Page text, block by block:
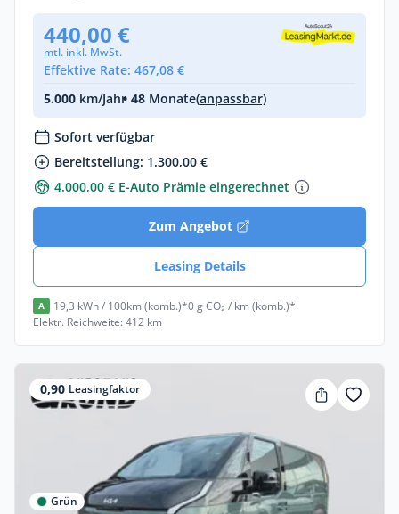
440,00 €
mtl. inkl. MwSt.
Effektive Rate: 467,08 €
5.000 km/Jahr• 48 Monate(anpassbar)
Sofort verfügbar
Bereitstellung: 1.300,00 €
4.000,00 € E-Auto Prämie eingerechnet
Zum Angebot
Leasing Details
A 19,3 kWh / 100km (komb.)*0 g CO₂ / km (komb.)*
Elektr. Reichweite: 412 km
0,90 Leasingfaktor
Grün